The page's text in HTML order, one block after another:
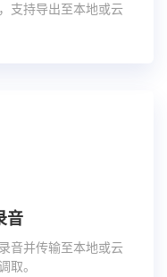
支持导出至本地或云
音
音并传输至本地或云
取。